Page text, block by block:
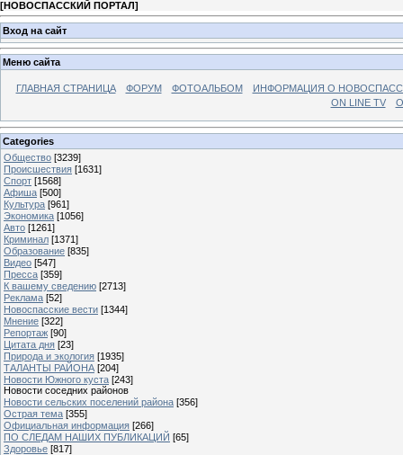
[НОВОСПАССКИЙ ПОРТАЛ]
Вход на сайт
Меню сайта
ГЛАВНАЯ СТРАНИЦА ФОРУМ ФОТОАЛЬБОМ
ИНФОРМАЦИЯ О
ON LINE TV
Categories
Общество [3239]
Происшествия [1631]
Спорт [1568]
Афиша [500]
Культура [961]
Экономика [1056]
Авто [1261]
Криминал [1371]
Образование [835]
Видео [547]
Пресса [359]
К вашему сведению [2713]
Реклама [52]
Новоспасские вести [1344]
Мнение [322]
Репортаж [90]
Цитата дня [23]
Природа и экология [1935]
ТАЛАНТЫ РАЙОНА [204]
Новости Южного куста [243]
Новости соседних районов
Новости сельских поселений района [356]
Острая тема [355]
Официальная информация [266]
ПО СЛЕДАМ НАШИХ ПУБЛИКАЦИЙ [65]
Здоровье [817]